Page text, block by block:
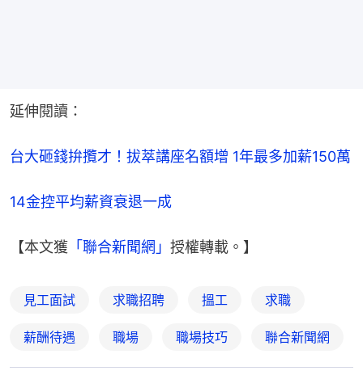
延伸閱讀：
台大砸錢拚攬才！拔萃講座名額增 1年最多加薪150萬
14金控平均薪資衰退一成
【本文獲 「聯合新聞網」 授權轉載。】
見工面試 求職招聘 搵工 求職
薪酬待遇 職場 職場技巧 聯合新聞網